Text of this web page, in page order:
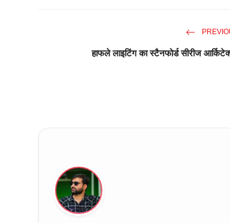
हाफले लाइटिंग का स्टैनफोर्ड सीरीज